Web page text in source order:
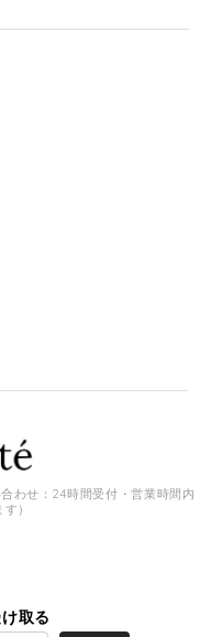
合わせ：24時間受付・営業時間内
）
取る